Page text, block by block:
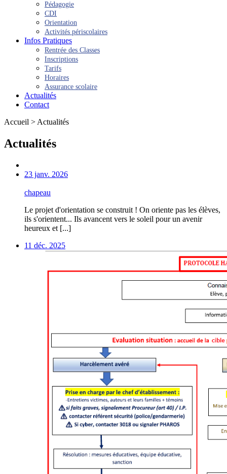
Pédagogie
CDI
Orientation
Activités périscolaires
Infos Pratiques
Rentrée des Classes
Inscriptions
Tarifs
Horaires
Assurance scolaire
Actualités
Contact
Accueil > Actualités
Actualités
23 janv. 2026
chapeau
Le projet d'orientation se construit ! On oriente pas les élèves,
ils s'orientent... Ils avancent vers le soleil pour un avenir
heureux et [...]
11 déc. 2025